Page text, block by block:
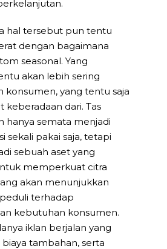
hal tersebut pun tentu
dengan bagaimana
seasonal. Yang
akan lebih sering
konsumen, yang tentu saja
dari. Tas
hanya semata menjadi
sekali pakai saja, tetapi
sebuah aset yang
memperkuat citra
akan menunjukkan
terhadap
kebutuhan konsumen.
iklan berjalan yang
tambahan, serta